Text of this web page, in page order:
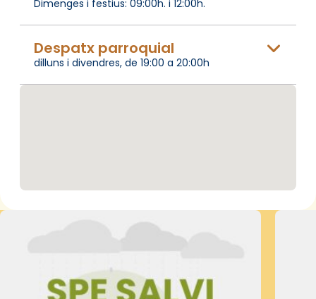
Dimenges i festius: 09:00h. i 12:00h.
Despatx parroquial
dilluns i divendres, de 19:00 a 20:00h